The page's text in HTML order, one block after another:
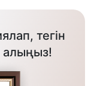
тегін
алыңыз!